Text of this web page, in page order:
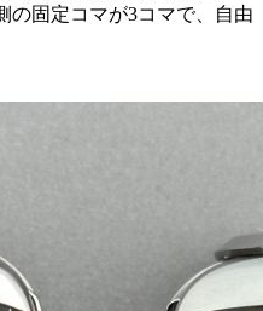
の固定コマが3コマで、自由